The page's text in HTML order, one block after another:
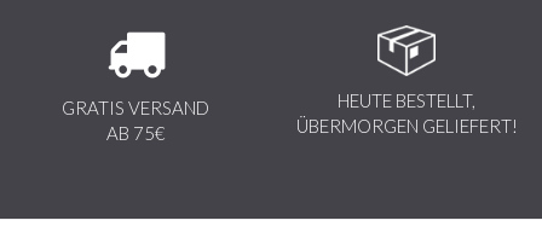
GRATIS VERSAND
AB 75€
HEUTE BESTELLT,
ÜBERMORGEN GELIEFERT!